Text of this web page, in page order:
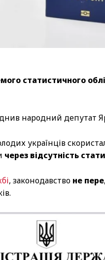
статистичного
народний депутат
українців
через відсутність
, законодавство не